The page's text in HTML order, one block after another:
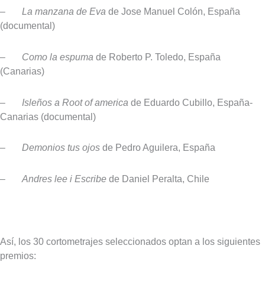
– La manzana de Eva de Jose Manuel Colón, España
(documental)
– Como la espuma de Roberto P. Toledo, España
(Canarias)
– Isleños a Root of america de Eduardo Cubillo, España-
Canarias (documental)
– Demonios tus ojos de Pedro Aguilera, España
– Andres lee i Escribe de Daniel Peralta, Chile
Así, los 30 cortometrajes seleccionados optan a los siguientes
premios: